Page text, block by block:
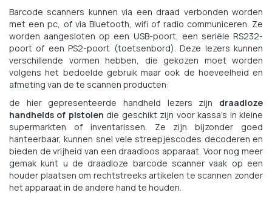
Barcode scanners kunnen via een draad verbonden worden
met een pc, of via Bluetooth, wifi of radio communiceren. Ze
worden aangesloten op een USB-poort, een seriële RS232-
poort of een PS2-poort (toetsenbord). Deze lezers kunnen
verschillende vormen hebben, die gekozen moet worden
volgens het bedoelde gebruik maar ook de hoeveelheid en
afmeting van de te scannen producten:
de hier gepresenteerde handheld lezers zijn draadloze
handhelds of pistolen die geschikt zijn voor kassa’s in kleine
supermarkten of inventarissen. Ze zijn bijzonder goed
hanteerbaar, kunnen snel vele streepjescodes decoderen en
bieden de vrijheid van een draadloos apparaat. Voor nog meer
gemak kunt u de draadloze barcode scanner vaak op een
houder plaatsen om rechtstreeks artikelen te scannen zonder
het apparaat in de andere hand te houden.